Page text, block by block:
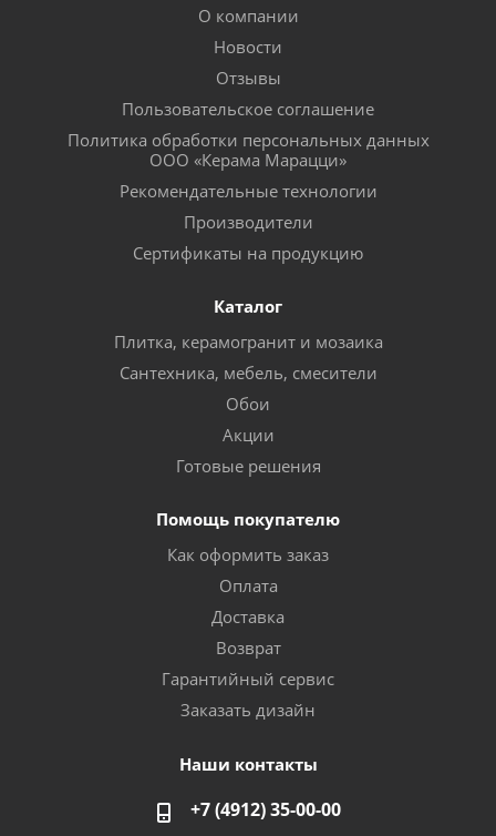
О компании
Новости
Отзывы
Пользовательское соглашение
Политика обработки персональных данных
ООО «Керама Марацци»
Рекомендательные технологии
Производители
Сертификаты на продукцию
Каталог
Плитка, керамогранит и мозаика
Сантехника, мебель, смесители
Обои
Акции
Готовые решения
Помощь покупателю
Как оформить заказ
Оплата
Доставка
Возврат
Гарантийный сервис
Заказать дизайн
Наши контакты
+7 (4912) 35-00-00